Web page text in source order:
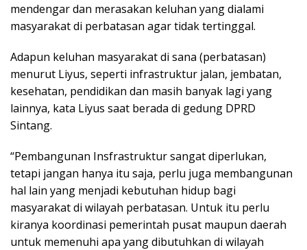
mendengar dan merasakan keluhan yang dialami
masyarakat di perbatasan agar tidak tertinggal.
Adapun keluhan masyarakat di sana (perbatasan)
menurut Liyus, seperti infrastruktur jalan, jembatan,
kesehatan, pendidikan dan masih banyak lagi yang
lainnya, kata Liyus saat berada di gedung DPRD
Sintang.
“Pembangunan Insfrastruktur sangat diperlukan,
tetapi jangan hanya itu saja, perlu juga membangunan
hal lain yang menjadi kebutuhan hidup bagi
masyarakat di wilayah perbatasan. Untuk itu perlu
kiranya koordinasi pemerintah pusat maupun daerah
untuk memenuhi apa yang dibutuhkan di wilayah